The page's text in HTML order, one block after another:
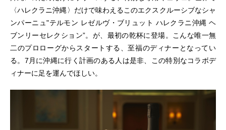
〈ハレクラニ沖縄〉だけで味わえるこのエクスクルーシブなシャ
ンパーニュ"テルモン レゼルヴ・ブリュット ハレクラニ沖縄 ヘ
ブンリーセレクション”。 が、 最初の乾杯に登場。こんな唯一無
二のプロローグからスタートする、至福のディナーとなってい
る。7月に沖縄に行く計画のある人は是非、この特別なコラボデ
ィナーに足を運んでほしい。